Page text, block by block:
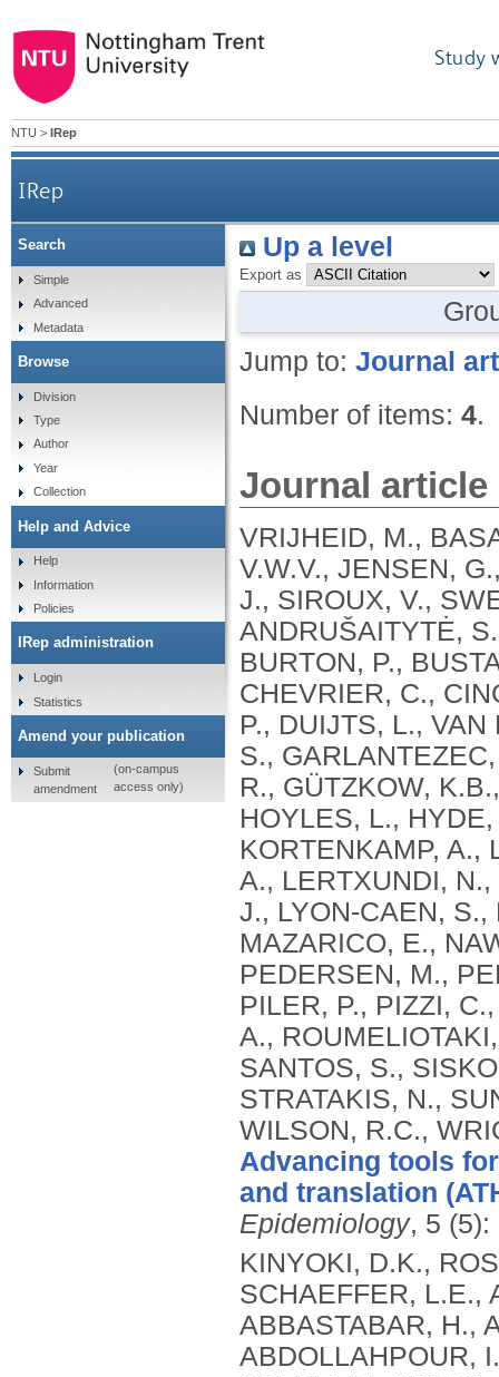
Study
NTU > IRep
IRep
Up a level
Export as
Jump to: Journal
Number of items: 4.
Journal article
VRIJHEID, M.,
V.W.V., JENSEN,
J., SIROUX, V.,
ANDRUŠAITYTĖ,
BURTON, P.,
CHEVRIER, C.,
P., DUIJTS, L.,
S.,
R., GÜTZKOW,
HOYLES, L.,
KORTENKAMP, A.,
A., LERTXUNDI,
J., LYON-CAEN, S.,
MAZARICO, E.,
PEDERSEN, M.,
PILER, P., PIZZI,
A.,
SANTOS, S.,
STRATAKIS, N.,
WILSON, R.C.,
Advancing tools
and translation
Epidemiology, 5
KINYOKI, D.K., ROSS, J.M., LAZZAR-ATWOOD, A., MUNRO, S.B., SCHAEFFER, L.E., ABBASALIZAD-FARHANGI, M., ABBASI, M., ABBASTABAR, H., ABDELALIM, A., ABDOLI, A., ABDOLLAHI, M., ABDOLLAHPOUR, I., SULIANKATCHI ABDULKADER, R., DEREJE ABEBE, N., ABUKA ABEBO, T., HUSSEIN ABEGAZ, K., ABOLHASSANI, H., GUIMARÃES ABREU, L., ABRIGO, M.R.M., MARIO KOKOU ACCROMBESSI, M., ACHARYA, D., ADABI, M., OLUPELUMI ADEBIYI, A., AKINKUNMI ADEDEJI, I., ADEKANMBI, V., MOSHOOD ADEOYE, A., ADETOKUNBOH, O.O., ADHAM, D., EMMANUEL ADUROJA, P., ADVANI, S.M., AFARIDEH, M., AGHAALI, M., AGRAWAL, A., AHMAD, T., AHMADI, K., AHMADI, S., BESHIR AHMED, M., AHMED, R., AJUMOBI, O., GENET AKAL, C., YIHUNIE AKALU, T., AKINYEMIJU, T., AKOMBI, B., AL-ALY, Z., ALAM, S., MELAK ALAMENE, G., ALANZI, T.M., ELIZABETH ALCALDE RABANAL, J., MELES ALEMA, N., ABDULQADIR ALI, B., ALI, M., ALIJANZADEH, M., ALINIA, C., ALIPOUR, V., ALIZADE, H., MOHAMED ALJUNID, S., ALMASI, A., ALMASI-HASHIANI, A., AL-MEKHLAFI, H.M., AL-RADDADI, R.M., ALTIRKAWI, K., ALVIS-GUZMAN, N., ALVIS-ZAKZUK, N.J., AMARE, A.T., KOFI AMEGAH, A., AMINI, S., AMINI RARANI, M., AMIRI, F., MAEVER LORECHE AMIT, A., HAMED ANBER, N., LILIANA ANDREI, C., ANSARI, F., ANSARI-MOGHADDAM, A., ALAMREW ANTENEH, Z., ANTONIO, C.A.T., ANTRIYANDARTI, E., ANVARI, D., ANWER, R., CHRISTOPHER YAW APPIAH, S., ARABLOO, J., ARAB-ZOZANI, M., MEBRAHTU ARAYA, E., AREFI, Z., AREMU, O., ÄRNLÖV, J., ARZANI, A., ASADI-ALIABADI, M., ASADI-POOYA, A.A., ASGARI, S., ASGHARI, B., FASIL ASHAGRE, A., ASRAT, A.A., ATAEINIA, B., TASEW ATALAY, H., DEBALKIE ATNAFU, D., MOH’D WAHBI ATOUT, M., AUSLOOS, M., AVOKPAHO, E.F.G.A., AWASTHI, A., PAULINA AYALA QUINTANILLA, B., AMOGRE AYANORE, M., ASMARE AYNALEM, Y.A., AZADMEHR, A., AZARI, S., AZARIAN, G., NIGUSSIE AZENE, Z., BABAEE, E., BADAWI, A., BADIYE, A.D., AMIN BAHRAMI, M., BAIG, A.A.A., BAKHTIARI, A., BAKKANNAVAR, S.M., BALAKRISHNAN, S., GELETO BALI, A., BANACH, M., CHANDRA BANIK, P., BARADARAN-SEYED, Z., GEBREEGZIABHER BARAKI, A., BARBOZA, M.A., WINFRIED BÄRNIGHAUSEN, T., BARUA, L., BASALEEM, H., BASU, S., BAYATI, M., TIRFIE BAYIH, M., WONDIFRAW BAYNES, H., BEDI, N., BEHZADIFAR, M., ALEMU BEKELE, Y., BENNETT, D.A., AJEMA BERBADA, D., BERHE, K., KIDANEMARIAM BERHE, A., BERMAN, A.E., BERNSTEIN, R.S., BHAGEERATHY, R., BHANDARI, D., BHARADWAJ, P., BHATTACHARJEE, N.V., BHATTACHARYYA, K., BIJANI, A., BIKBOV, B., BILANO, V., BILILIGN, N., SHAHDAAT BIN SAYEED, M., BIRARA, S., BINIAM BINIAM BIRHANE, M., KISHORE BISWAS, R., WORKNEH BITEW, Z., ANGAW BOGALE, K., BOHLOULI, S., RAO BOLLA, S., BOLOOR, A., BORZÌ, A.M., BORZOUEI, S., BRADY, O.J., LUIGI BRAGAZZI, N., BRAITHWAITE, D., IVANOVICH BRIKO, N., BRITTON, G., BUDHATHOKI, S.S., BURUGINA NAGARAJA, S., BUSSE, R., BUTT, Z.A., CAHUANA-HURTADO, L., ALBERTO CÁMERA, L., CAMPOS-NONATO, I.R., CANO, J., CAR, J., CÁRDENAS, R., CARRERO, J.J., CARVALHO, F., MAURICIO CASTALDELLI-MAIA, J., CASTAÑEDA-ORJUELA, C.A., CASTRO, F., CERIN, E., CHANSA, C.,
Search
Simple
Advanced
Metadata
Browse
Division
Type
Author
Year
Collection
Help and Advice
Help
Information
Policies
IRep administration
Login
Statistics
Amend your publication
Submit
amendment
(on-campus
access only)